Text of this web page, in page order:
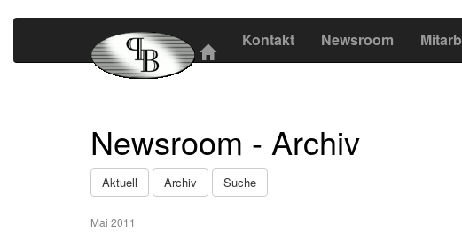
Kontakt Newsroom
Newsroom - Archiv
Aktuell Archiv Suche
Mai 2011